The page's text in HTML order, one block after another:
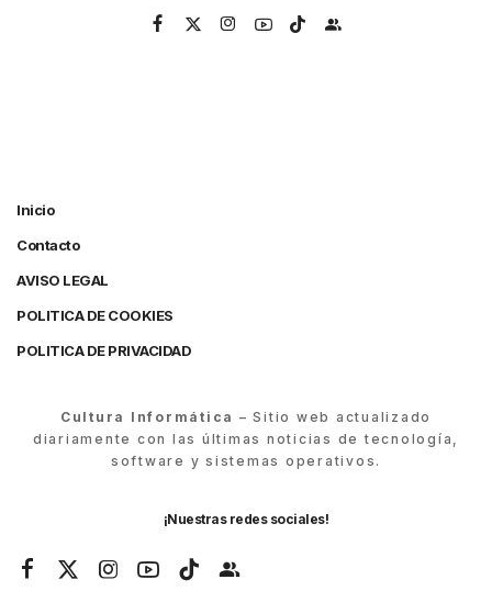
Inicio
Contacto
AVISO LEGAL
POLITICA DE COOKIES
POLITICA DE PRIVACIDAD
Cultura Informática – Sitio web actualizado
diariamente con las últimas noticias de tecnología,
software y sistemas operativos.
¡Nuestras redes sociales!